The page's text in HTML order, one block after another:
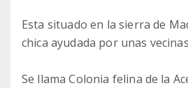
Esta situado en la sierra de
chica ayudada por unas
Se llama Colonia felina de la